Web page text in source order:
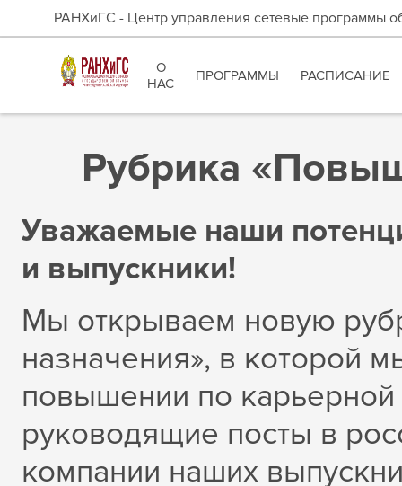
РАНХиГС - Центр управления сетевые программы
О
НАС
ПРОГРАММЫ РАСПИСАНИЕ
Рубрика
Уважаемые наши
и выпускники!
Мы открываем новую
назначения», в которой
повышении по карьерной
руководящие посты в
компании наших